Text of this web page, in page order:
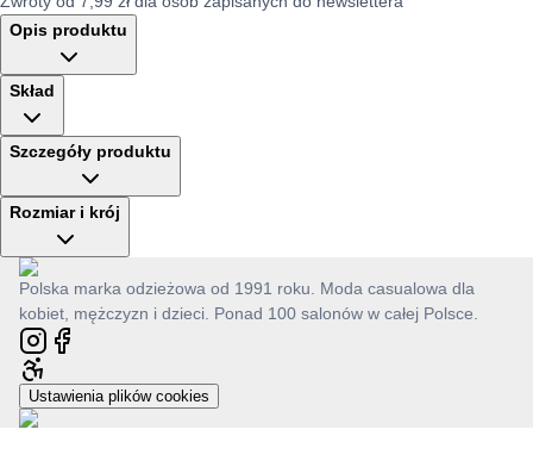
Opis produktu
Skład
Szczegóły produktu
Rozmiar i krój
Polska marka odzieżowa od 1991 roku. Moda casualowa dla
kobiet, mężczyzn i dzieci. Ponad 100 salonów w całej Polsce.
Ustawienia plików cookies